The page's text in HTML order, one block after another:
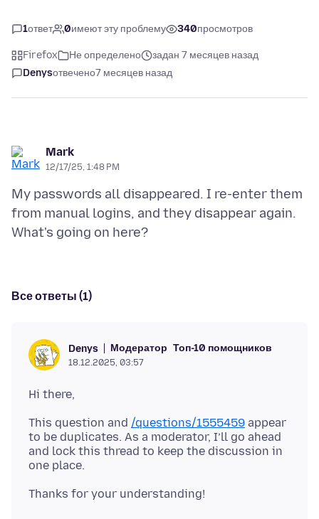
1ответ 0имеют эту проблему 340просмотров
Firefox Не определено
задан 7 месяцев назад
Denysотвечено7 месяцев назад
Mark
12/17/25, 1:48 PM
My passwords all disappeared. I re-enter them
from manual logins, and they disappear again.
Все ответы (1)
Denys Модератор Топ-10 помощников
18.12.2025, 03:57
This question and /questions/1555459 appear
to be duplicates. As a moderator, I’ll go ahead
and lock this thread to keep the discussion in